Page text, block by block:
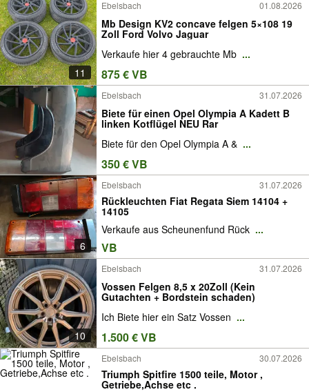
11
Ebelsbach 01.08.2026
Mb Design KV2 concave felgen 5×108 19
Zoll Ford Volvo Jaguar
Verkaufe hier 4 gebrauchte Mb ...
875 € VB
Ebelsbach 31.07.2026
Biete für einen Opel Olympia A Kadett B
linken Kotflügel NEU Rar
Biete für den Opel Olympia A & ...
350 € VB
6
Ebelsbach 31.07.2026
Rückleuchten Fiat Regata Siem 14104 +
14105
Verkaufe aus Scheunenfund Rück ...
VB
10
Ebelsbach 31.07.2026
Vossen Felgen 8,5 x 20Zoll (Kein
Gutachten + Bordstein schaden)
Ich Biete hier ein Satz Vossen ...
1.500 € VB
Ebelsbach 30.07.2026
Triumph Spitfire 1500 teile, Motor ,
Getriebe,Achse etc .